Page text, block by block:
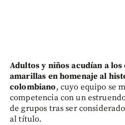
Adultos y niños acudían a
amarillas en homenaje al
colombiano, cuyo equipo se
competencia con un
de grupos tras ser
al título.